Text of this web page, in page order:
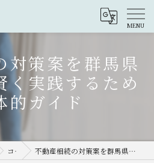
対策案を群馬県
く実践するため
的ガイド
コラム 不動産相続の対策案を群馬県伊勢崎市で賢く実践するための具体的ガイド